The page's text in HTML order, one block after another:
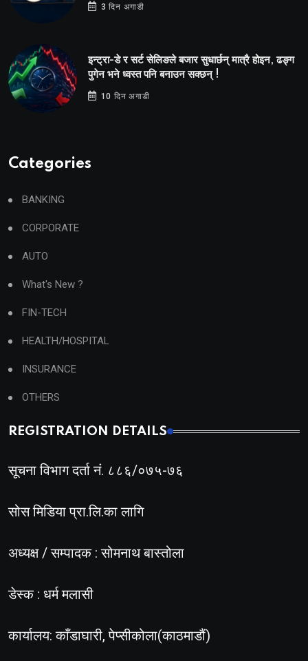
3 दिन अगाडी
इन्ट्रा-डे र सर्ट सेलिङले बजार सुधार्छन् मात्रै होइन, ढङ्ग
पुगेन भने ध्वस्त पनि बनाउन सक्छन् !
10 दिन अगाडी
Categories
BANKING
CORPORATE
AUTO
What's New ?
FIN-TECH
HEALTH/HOSPITAL
INSURANCE
OTHERS
REGISTRATION DETAILS
सूचना विभाग दर्ता नं. ८८६/०७५-७६
सोस मिडिया प्रा.लि.का लागि
अध्यक्ष / सम्पादक : सोमनाथ बास्तोला
डेस्क : धर्म मलासी
कार्यालय: काँडाघारी, पेप्सीकोला(काठमाडौं)